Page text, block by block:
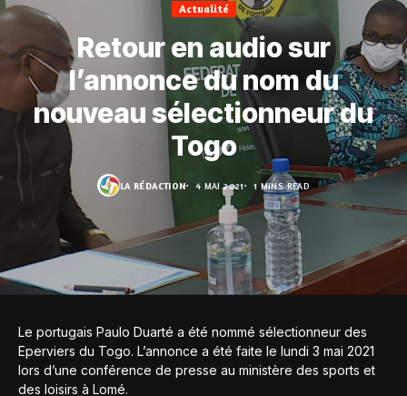
Actualité
Retour en audio sur
l’annonce du nom du
nouveau sélectionneur du
Togo
LA RÉDACTION 4 MAI 2021 1 MINS READ
Le portugais Paulo Duarté a été nommé sélectionneur des
Eperviers du Togo. L’annonce a été faite le lundi 3 mai 2021
lors d’une conférence de presse au ministère des sports et
des loisirs à Lomé.